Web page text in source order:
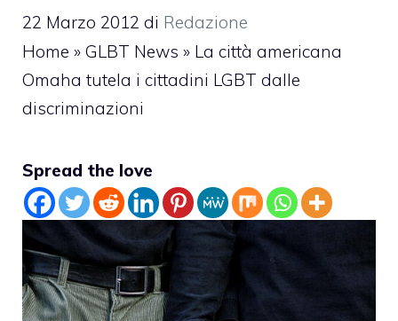
22 Marzo 2012 di Redazione
Home » GLBT News » La città americana
Omaha tutela i cittadini LGBT dalle
discriminazioni
Spread the love